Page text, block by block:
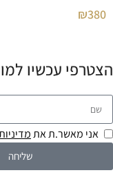
₪380
הצטרפי עכשיו למועדון
אני מאשר.ת את
שליחה